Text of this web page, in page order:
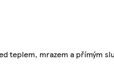
teplem, mrazem a přímým